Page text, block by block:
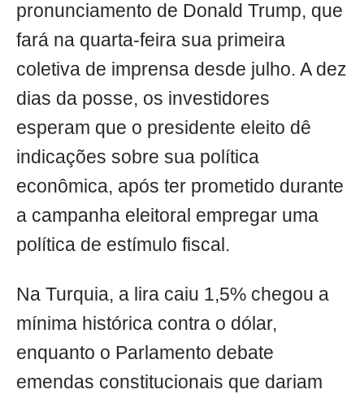
pronunciamento de Donald Trump, que
fará na quarta-feira sua primeira
coletiva de imprensa desde julho. A dez
dias da posse, os investidores
esperam que o presidente eleito dê
indicações sobre sua política
econômica, após ter prometido durante
a campanha eleitoral empregar uma
política de estímulo fiscal.
Na Turquia, a lira caiu 1,5% chegou a
mínima histórica contra o dólar,
enquanto o Parlamento debate
emendas constitucionais que dariam